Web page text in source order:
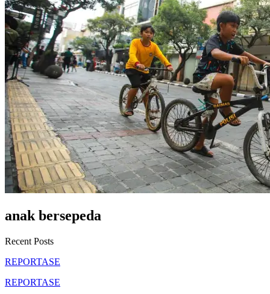
anak bersepeda
Recent Posts
REPORTASE
REPORTASE